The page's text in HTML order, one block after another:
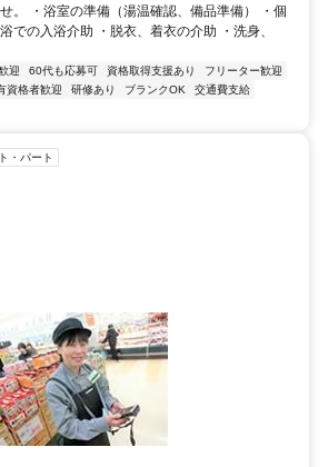
。 ・浴室の準備（湯温確認、備品準備） ・個
での入浴介助 ・脱衣、着衣の介助 ・洗身、
迎 60代も応募可 資格取得支援あり
フリーター歓迎
資格者歓迎 研修あり ブランクOK
交通費支給
・パート